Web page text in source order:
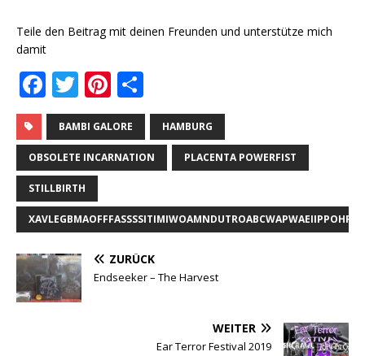
Teile den Beitrag mit deinen Freunden und unterstütze mich
damit
F
a
c
e
b
o
o
k
T
w
it
te
r
Pi
n
te
r
st
ei
le
n
BAMBI GALORE HAMBURG
OBSOLETE INCARNATION PLACENTA POWERFIST
STILLBIRTH
ZURÜCK
Endseeker ‎– The Harvest
WEITER
Ear Terror Festival 2019